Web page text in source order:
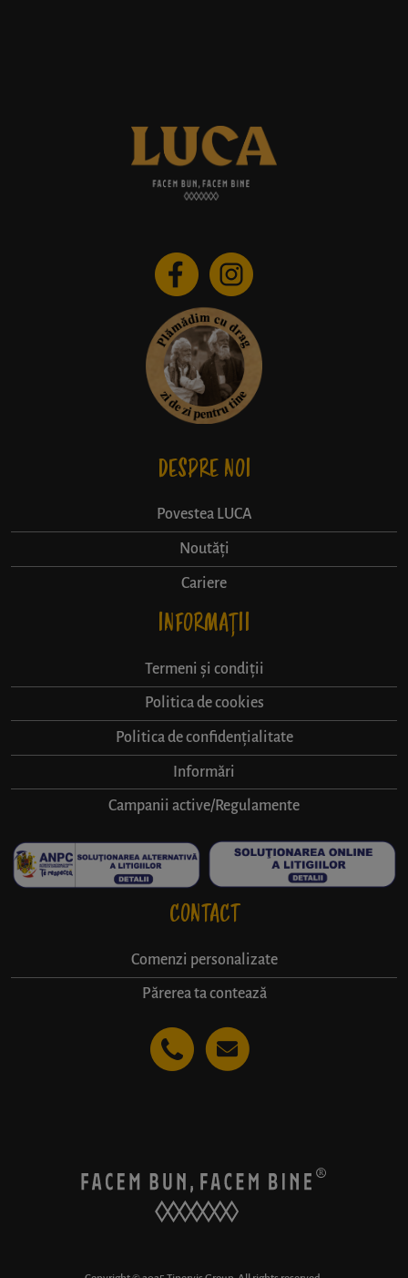
DESPRE NOI
Povestea LUCA
Noutăți
Cariere
INFORMAȚII
Termeni și condiții
Politica de cookies
Politica de confidențialitate
Informări
Campanii active/Regulamente
CONTACT
Comenzi personalizate
Părerea ta contează